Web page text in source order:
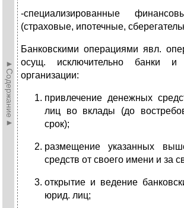
►Содержание►
-специализированные
(страховые, ипотечные,
Банковскими операциями явл.
осущ. исключительно банки и
организации:
привлечение денежных
лиц во вклады (до
срок);
размещение указанных
средств от своего имени и за
открытие и ведение
юрид. лиц;